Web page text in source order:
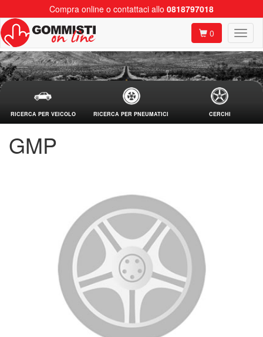
Compra online o contattaci allo 0818797018
0
RICERCA PER VEICOLO RICERCA PER PNEUMATICI CERCHI
GMP